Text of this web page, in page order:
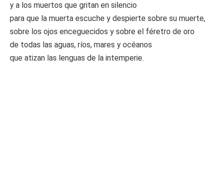
y a los muertos que gritan en silencio
para que la muerta escuche y despierte sobre su muerte,
sobre los ojos enceguecidos y sobre el féretro de oro
de todas las aguas, ríos, mares y océanos
que atizan las lenguas de la intemperie.